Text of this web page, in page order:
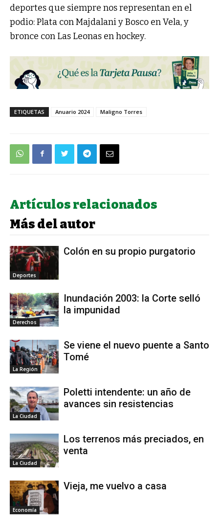
deportes que siempre nos representan en el
podio: Plata con Majdalani y Bosco en Vela, y
bronce con Las Leonas en hockey.
ETIQUETAS Anuario 2024 Maligno Torres
Artículos relacionados
Más del autor
Deportes
Colón en su propio purgatorio
Derechos
Inundación 2003: la Corte selló
la impunidad
La Región
Se viene el nuevo puente a Santo
Tomé
La Ciudad
Poletti intendente: un año de
avances sin resistencias
La Ciudad
Los terrenos más preciados, en
venta
Economía
Vieja, me vuelvo a casa